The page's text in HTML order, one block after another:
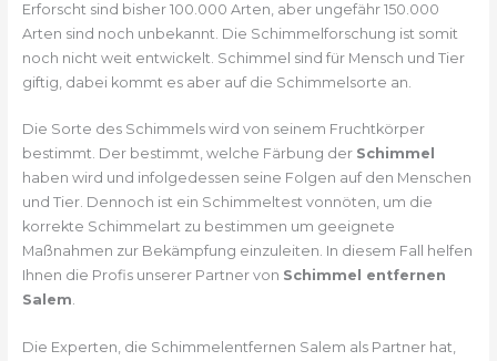
Erforscht sind bisher 100.000 Arten, aber ungefähr 150.000
Arten sind noch unbekannt. Die Schimmelforschung ist somit
noch nicht weit entwickelt. Schimmel sind für Mensch und Tier
giftig, dabei kommt es aber auf die Schimmelsorte an.
Die Sorte des Schimmels wird von seinem Fruchtkörper
bestimmt. Der bestimmt, welche Färbung der Schimmel
haben wird und infolgedessen seine Folgen auf den Menschen
und Tier. Dennoch ist ein Schimmeltest vonnöten, um die
korrekte Schimmelart zu bestimmen um geeignete
Maßnahmen zur Bekämpfung einzuleiten. In diesem Fall helfen
Ihnen die Profis unserer Partner von Schimmel entfernen
Salem.
Die Experten, die Schimmelentfernen Salem als Partner hat,